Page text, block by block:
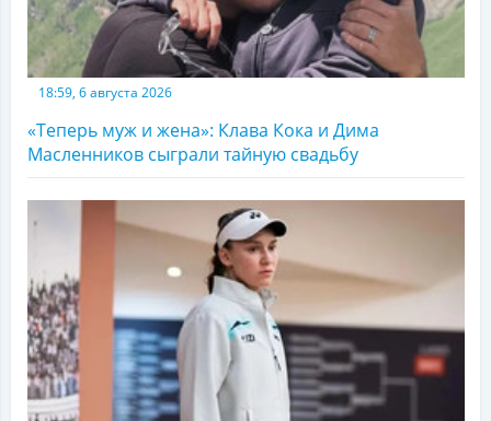
18:59, 6 августа 2026
«Теперь муж и жена»: Клава Кока и Дима
Масленников сыграли тайную свадьбу